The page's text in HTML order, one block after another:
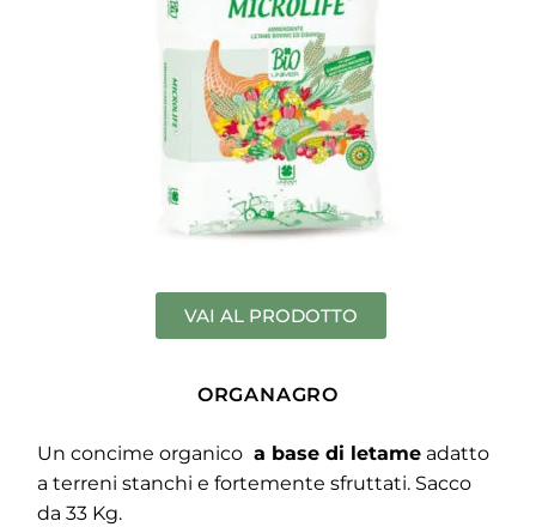
VAI AL PRODOTTO
ORGANAGRO
Un concime organico a base di letame adatto
a terreni stanchi e fortemente sfruttati. Sacco
da 33 Kg.